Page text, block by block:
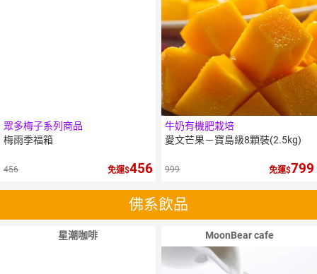
眾多梅子系列商品
梅雨季福箱
456 免運 456
牛奶有機肥栽培
愛文芒果－寶島級8顆裝(2.5kg)
999 免運 799
佛系飲品
星潮咖啡 MoonBear cafe